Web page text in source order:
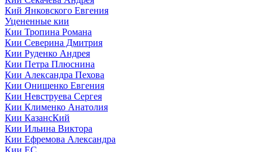
Кий Янковского Евгения
Уцененные кии
Кии Тропина Романа
Кии Северина Дмитрия
Кии Руденко Андрея
Кии Петра Плюснина
Кии Александра Пехова
Кии Онищенко Евгения
Кии Невструева Сергея
Кии Клименко Анатолия
Кии КазансКий
Кии Ильина Виктора
Кии Ефремова Александра
Кии ЕС